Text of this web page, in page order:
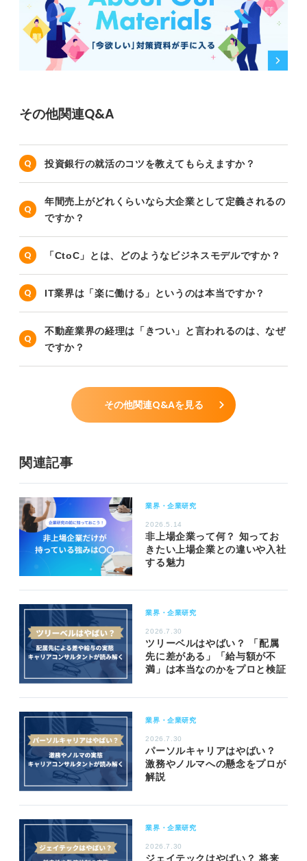
その他関連Q&A
投資銀行の就活のコツを教えてもらえますか？
年間売上がどれくらいなら大企業として定義されるの
ですか？
「CtoC」とは、どのようなビジネスモデルですか？
IT業界は「楽に働ける」というのは本当ですか？
不動産業界の経理は「きつい」と言われるのは、なぜ
ですか？
その他関連Q&Aを見る
関連記事
業界・企業研究
2026.5.14
非上場企業って何？ 知ってお
きたい上場企業との違いや入社
する魅力
業界・企業研究
2026.7.30
ツリーベルはやばい？ 「配属
先に差がある」「給与額が不
満」は本当なのかをプロと検証
業界・企業研究
2026.7.30
パーソルキャリアはやばい？
激務やノルマへの懸念をプロが
解説
業界・企業研究
2026.7.30
ジェイテックはやばい？ 将来